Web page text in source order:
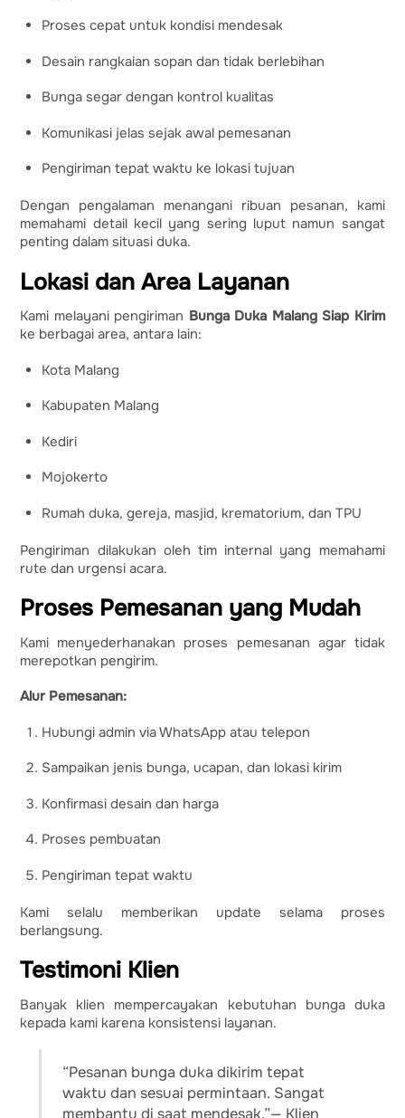
Proses cepat untuk kondisi mendesak
Desain rangkaian sopan dan tidak berlebihan
Bunga segar dengan kontrol kualitas
Komunikasi jelas sejak awal pemesanan
Pengiriman tepat waktu ke lokasi tujuan
Dengan pengalaman menangani ribuan pesanan, kami
memahami detail kecil yang sering luput namun sangat
penting dalam situasi duka.
Lokasi dan Area Layanan
Kami melayani pengiriman Bunga Duka Malang Siap Kirim
ke berbagai area, antara lain:
Kota Malang
Kabupaten Malang
Kediri
Mojokerto
Rumah duka, gereja, masjid, krematorium, dan TPU
Pengiriman dilakukan oleh tim internal yang memahami
rute dan urgensi acara.
Proses Pemesanan yang Mudah
Kami menyederhanakan proses pemesanan agar tidak
merepotkan pengirim.
Alur Pemesanan:
Hubungi admin via WhatsApp atau telepon
Sampaikan jenis bunga, ucapan, dan lokasi kirim
Konfirmasi desain dan harga
Proses pembuatan
Pengiriman tepat waktu
Kami selalu memberikan update selama proses
berlangsung.
Testimoni Klien
Banyak klien mempercayakan kebutuhan bunga duka
kepada kami karena konsistensi layanan.
“Pesanan bunga duka dikirim tepat
waktu dan sesuai permintaan. Sangat
membantu di saat mendesak.”— Klien